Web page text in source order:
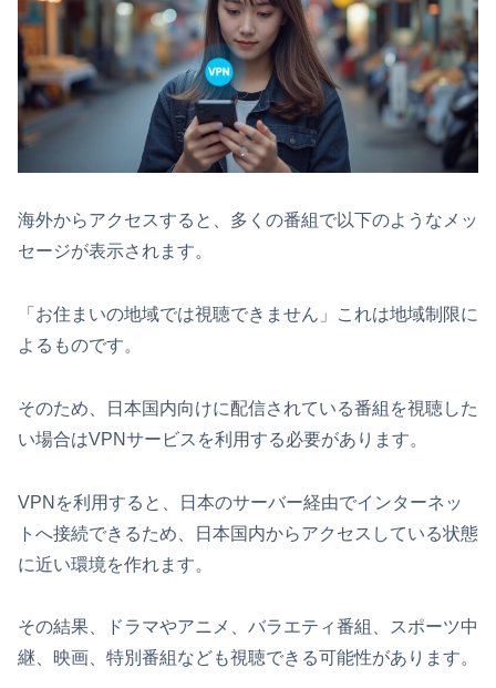
海外からアクセスすると、多くの番組で以下のようなメッ
セージが表示されます。
「お住まいの地域では視聴できません」これは地域制限に
よるものです。
そのため、日本国内向けに配信されている番組を視聴した
い場合はVPNサービスを利用する必要があります。
VPNを利用すると、日本のサーバー経由でインターネッ
トへ接続できるため、日本国内からアクセスしている状態
に近い環境を作れます。
その結果、ドラマやアニメ、バラエティ番組、スポーツ中
継、映画、特別番組なども視聴できる可能性があります。